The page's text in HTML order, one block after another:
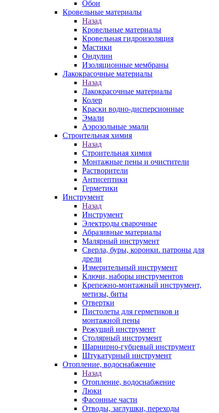
Обои
Кровельные материалы
Назад
Кровельные материалы
Кровельная гидроизоляция
Мастики
Ондулин
Изоляционные мембраны
Лакокрасочные материалы
Назад
Лакокрасочные материалы
Колер
Краски водно-дисперсионные
Эмали
Аэрозольные эмали
Строительная химия
Назад
Строительная химия
Монтажные пены и очистители
Растворители
Антисептики
Герметики
Инструмент
Назад
Инструмент
Электроды сварочные
Абразивные материалы
Малярный инструмент
Сверла, буры, коронки. патроны для
дрели
Измерительный инструмент
Ключи, наборы инструментов
Крепежно-монтажный инструмент,
метизы, биты
Отвертки
Пистолеты для герметиков и
монтажной пены
Режущий инструмент
Столярный инструмент
Шарнирно-губцевый инструмент
Штукатурный инструмент
Отопление, водоснабжение
Назад
Отопление, водоснабжение
Люки
Фасонные части
Отводы, заглушки, переходы